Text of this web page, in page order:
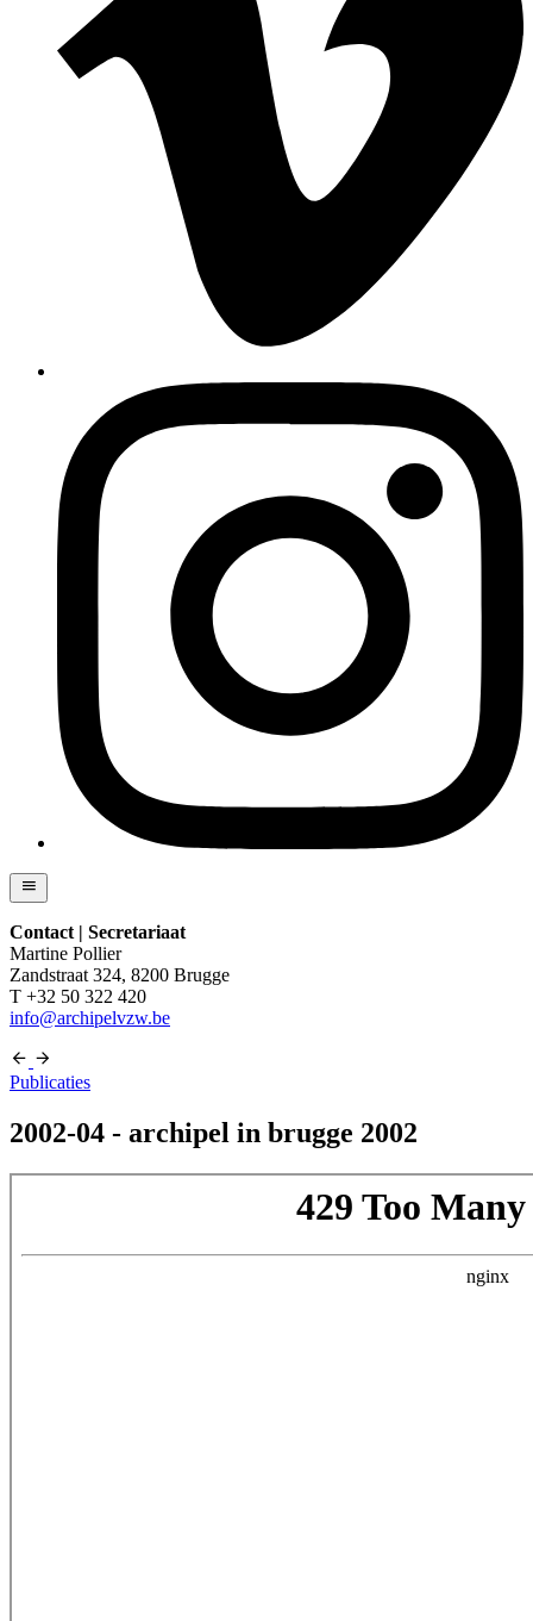
Contact | Secretariaat
Martine Pollier
Zandstraat 324, 8200 Brugge
T +32 50 322 420
info@archipelvzw.be
Publicaties
2002-04 - archipel in brugge 2002